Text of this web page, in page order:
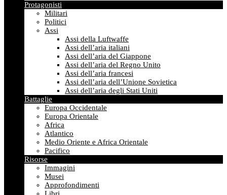
Protagonisti
Militari
Politici
Assi
Assi della Luftwaffe
Assi dell’aria italiani
Assi dell’aria del Giappone
Assi dell’aria del Regno Unito
Assi dell’aria francesi
Assi dell’aria dell’Unione Sovietica
Assi dell’aria degli Stati Uniti
Battaglie
Europa Occidentale
Europa Orientale
Africa
Atlantico
Medio Oriente e Africa Orientale
Pacifico
Risorse
Immagini
Musei
Approfondimenti